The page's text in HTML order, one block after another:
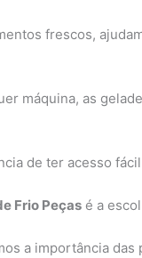
frescos,
máquina, as
de ter acesso
Frio Peças é a
a importância